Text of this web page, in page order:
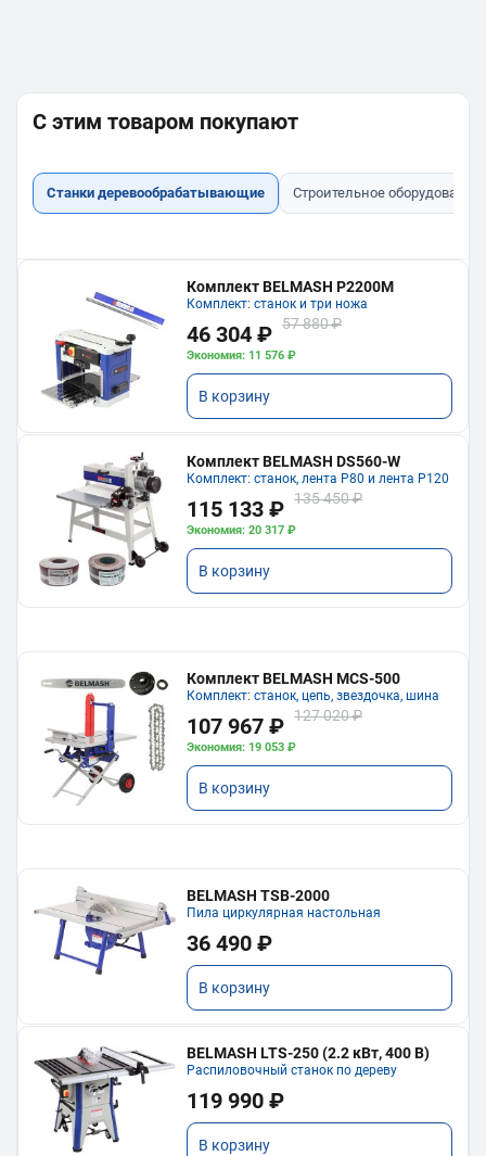
С этим товаром покупают
Станки деревообрабатывающие Строительное оборудование
Комплект BELMASH P2200M
Комплект: станок и три ножа
46 304 ₽ 57 880 ₽
Экономия: 11 576 ₽
В корзину
Комплект BELMASH DS560-W
Комплект: станок, лента P80 и лента P120
115 133 ₽ 135 450 ₽
Экономия: 20 317 ₽
В корзину
Комплект BELMASH MCS-500
Комплект: станок, цепь, звездочка, шина
107 967 ₽ 127 020 ₽
Экономия: 19 053 ₽
В корзину
BELMASH TSB-2000
Пила циркулярная настольная
36 490 ₽
В корзину
BELMASH LTS-250 (2.2 кВт, 400 В)
Распиловочный станок по дереву
119 990 ₽
В корзину